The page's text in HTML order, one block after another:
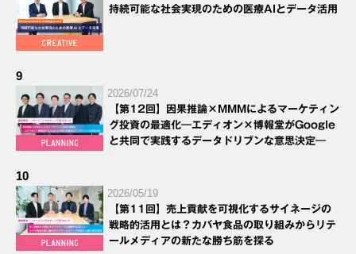
持続可能な社会実現のための医療AIとデータ活用
9
2026/07/24
【第12回】因果推論×MMMによるマーケティン
グ投資の最適化―エディオン×博報堂がGoogle
と共同で実践するデータドリブンな意思決定―
10
2026/05/19
【第11回】売上貢献を可視化するサイネージの
戦略的活用とは？カバヤ食品の取り組みからリテ
ールメディアの新たな勝ち筋を探る